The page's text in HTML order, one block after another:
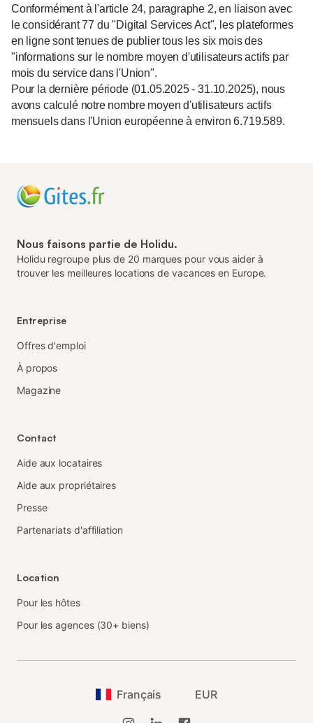
Conformément à l'article 24, paragraphe 2, en liaison avec
le considérant 77 du "Digital Services Act", les plateformes
en ligne sont tenues de publier tous les six mois des
"informations sur le nombre moyen d'utilisateurs actifs par
mois du service dans l'Union".
Pour la dernière période (01.05.2025 - 31.10.2025), nous
avons calculé notre nombre moyen d'utilisateurs actifs
mensuels dans l'Union européenne à environ 6.719.589.
Nous faisons partie de Holidu.
Holidu regroupe plus de 20 marques pour vous aider à
trouver les meilleures locations de vacances en Europe.
Entreprise
Offres d'emploi
À propos
Magazine
Contact
Aide aux locataires
Aide aux propriétaires
Presse
Partenariats d'affiliation
Location
Pour les hôtes
Pour les agences (30+ biens)
Français EUR